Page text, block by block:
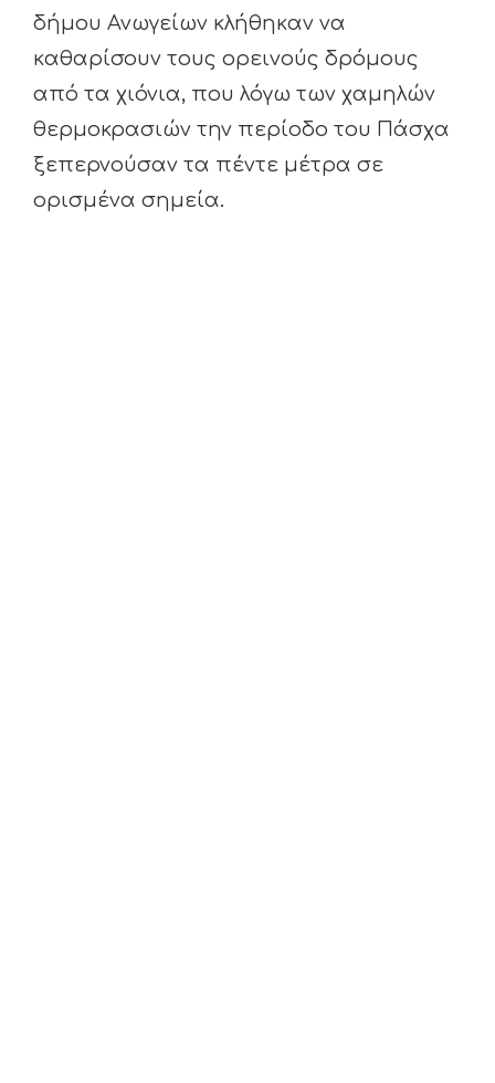
δήμου Ανωγείων κλήθηκαν να
καθαρίσουν τους ορεινούς δρόμους
από τα χιόνια, που λόγω των χαμηλών
θερμοκρασιών την περίοδο του Πάσχα
ξεπερνούσαν τα πέντε μέτρα σε
ορισμένα σημεία.